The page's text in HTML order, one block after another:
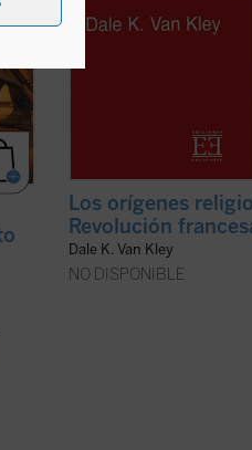
Los orígenes
Revolución
Dale K. Van Kley
NO DISPONIBLE